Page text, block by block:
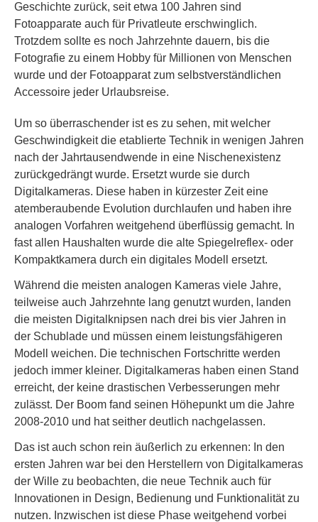
Geschichte zurück, seit etwa 100 Jahren sind
Fotoapparate auch für Privatleute erschwinglich.
Trotzdem sollte es noch Jahrzehnte dauern, bis die
Fotografie zu einem Hobby für Millionen von Menschen
wurde und der Fotoapparat zum selbstverständlichen
Accessoire jeder Urlaubsreise.
Um so überraschender ist es zu sehen, mit welcher
Geschwindigkeit die etablierte Technik in wenigen Jahren
nach der Jahrtausendwende in eine Nischenexistenz
zurückgedrängt wurde. Ersetzt wurde sie durch
Digitalkameras. Diese haben in kürzester Zeit eine
atemberaubende Evolution durchlaufen und haben ihre
analogen Vorfahren weitgehend überflüssig gemacht. In
fast allen Haushalten wurde die alte Spiegelreflex- oder
Kompaktkamera durch ein digitales Modell ersetzt.
Während die meisten analogen Kameras viele Jahre,
teilweise auch Jahrzehnte lang genutzt wurden, landen
die meisten Digitalknipsen nach drei bis vier Jahren in
der Schublade und müssen einem leistungsfähigeren
Modell weichen. Die technischen Fortschritte werden
jedoch immer kleiner. Digitalkameras haben einen Stand
erreicht, der keine drastischen Verbesserungen mehr
zulässt. Der Boom fand seinen Höhepunkt um die Jahre
2008-2010 und hat seither deutlich nachgelassen.
Das ist auch schon rein äußerlich zu erkennen: In den
ersten Jahren war bei den Herstellern von Digitalkameras
der Wille zu beobachten, die neue Technik auch für
Innovationen in Design, Bedienung und Funktionalität zu
nutzen. Inzwischen ist diese Phase weitgehend vorbei